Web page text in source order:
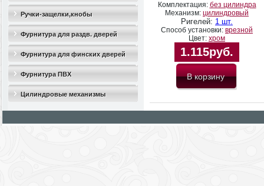
Ручки-защелки,кнобы
Фурнитура для раздв. дверей
Фурнитура для финских дверей
Фурнитура ПВХ
Цилиндровые механизмы
Комплектация: без цилиндра
Механизм: цилиндровый
Ригелей: 1 шт.
Способ установки: врезной
Цвет: хром
1.115руб.